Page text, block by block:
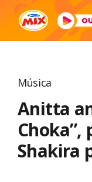
Música
Anitta
Choka”,
Shakira